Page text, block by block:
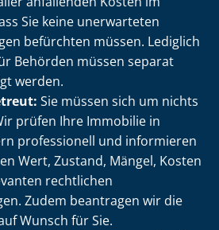
Sie keine unerwarteten
befürchten müssen. Lediglich
Behörden müssen separat
werden.
Sie müssen sich um nichts
prüfen Ihre Immobilie in
professionell und informieren
Wert, Zustand, Mängel, Kosten
rechtlichen
Zudem beantragen wir die
Wunsch für Sie.